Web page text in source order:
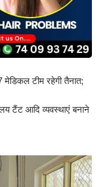
टीम रहेगी तैनात;
टैंट आदि व्यवस्थाएं बनाने